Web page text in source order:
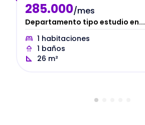
285.000/mes
Departamento tipo estudio en...
1 habitaciones
1 baños
26 m²